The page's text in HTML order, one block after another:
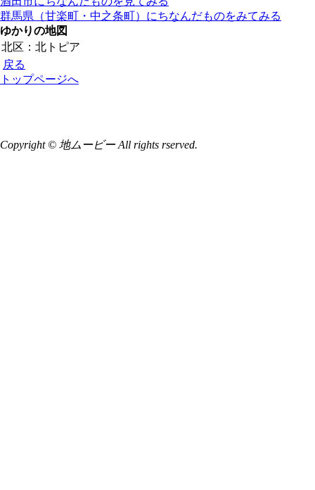
群馬県（甘楽町・中之条町）にちなんだものをみてみる
ゆかりの地図
北区：北トピア
戻る
トップページへ
Copyright © 地ムービー All rights rserved.